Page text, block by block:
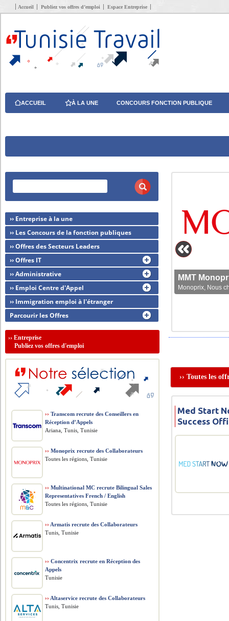
Accueil Publiez vos offres d’emploi Espace Entreprise
ACCUEIL À LA UNE CONCOURS FONCTION PUBLIQUE
MMT
Monoprix, Nous
›› Toutes les
Med Start
Success
›› Entreprise à la une
›› Les Concours de la fonction publiques
›› Offres des Secteurs Leaders
›› Offres IT
›› Administrative
›› Emploi Centre d'Appel
›› Immigration emploi à l'étranger
Parcourir les Offres
››Entreprise
Publiez vos offres d'emploi
›› Transcom recrute des Conseillers en
Réception d’Appels
Ariana, Tunis, Tunisie
›› Monoprix recrute des Collaborateurs
Toutes les régions, Tunisie
›› Multinational MC recrute Bilingual Sales
Representatives French / English
Toutes les régions, Tunisie
›› Armatis recrute des Collaborateurs
Tunis, Tunisie
›› Concentrix recrute en Réception des
Appels
Tunisie
›› Altaservice recrute des Collaborateurs
Tunis, Tunisie